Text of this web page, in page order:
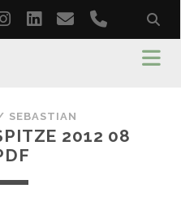
instagram
linkedin
emailphone
SEBASTIAN
2012 08